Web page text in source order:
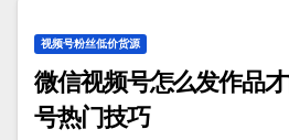
视频号粉丝低价货源
微信视频号怎么发作品
号热门技巧